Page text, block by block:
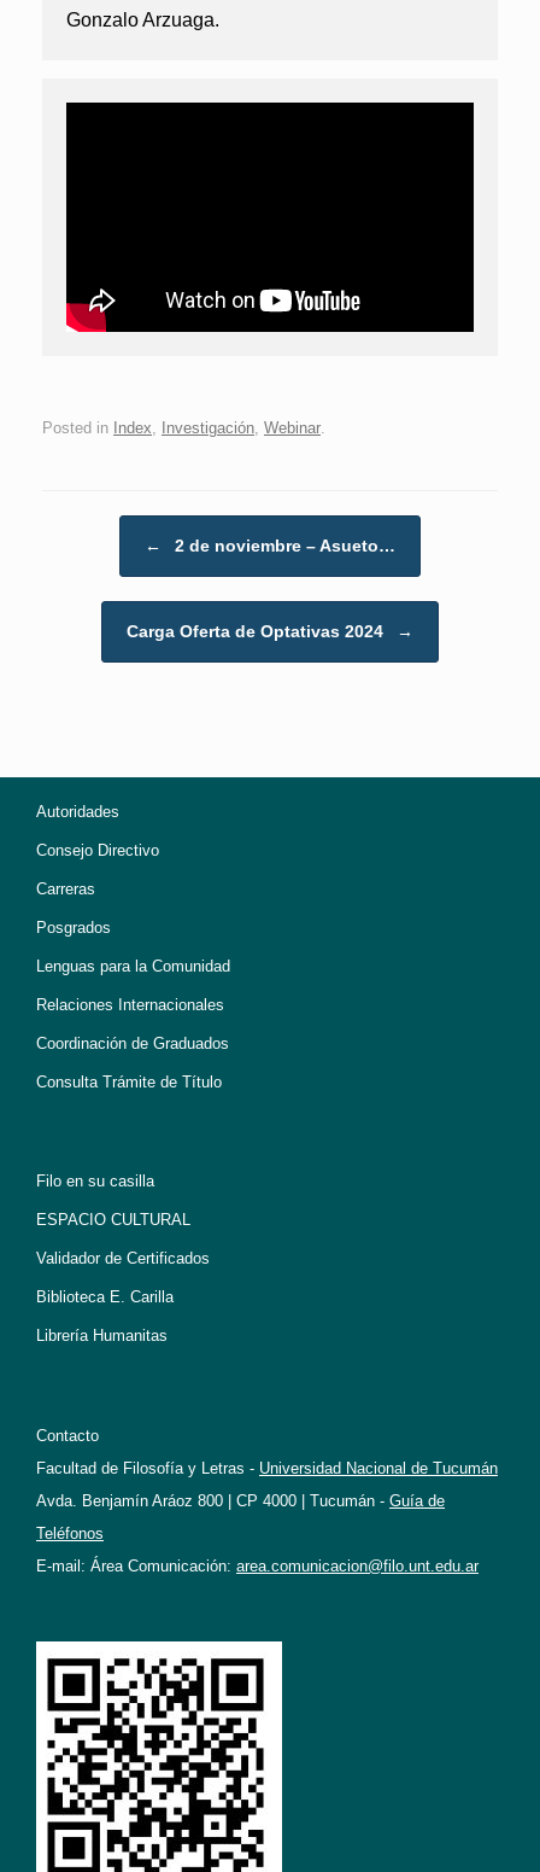
Gonzalo Arzuaga.
Posted in Index Investigación Webinar
← 2 de noviembre – Asueto…
Carga Oferta de Optativas 2024 →
Autoridades
Consejo Directivo
Carreras
Posgrados
Lenguas para la Comunidad
Relaciones Internacionales
Coordinación de Graduados
Consulta Trámite de Título
Filo en su casilla
ESPACIO CULTURAL
Validador de Certificados
Biblioteca E. Carilla
Librería Humanitas
Contacto
Facultad de Filosofía y Letras - Universidad Nacional de Tucumán
Avda. Benjamín Aráoz 800 | CP 4000 | Tucumán - Guía de
Teléfonos
E-mail: Área Comunicación: area.comunicacion@filo.unt.edu.ar